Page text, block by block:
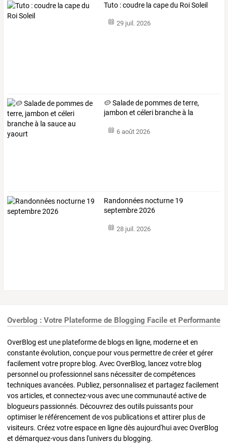
Tuto : coudre la cape du Roi Soleil
29 juil. 2026
🥔Saladede pommesdeterre,
jambon et céleri brancheà la
6 août 2026
Randonnées nocturne 19
septembre 2026
28 juil. 2026
Overblog : Votre Plateforme de Blogging Facile et Performante
OverBlog est une plateforme de blogs en ligne, moderne et en
constante évolution, conçue pour vous permettre de créer et gérer
facilement votre propre blog. Avec OverBlog, lancez votre blog
personnel ou professionnel sans nécessiter de compétences
techniques avancées. Publiez, personnalisez et partagez facilement
vos articles, et connectez-vous avec une communauté active de
blogueurs passionnés. Découvrez des outils puissants pour
optimiser le référencement de vos publications et attirer plus de
visiteurs. Créez votre espace en ligne dès aujourd'hui avec OverBlog
et démarquez-vous dans l'univers du blogging.